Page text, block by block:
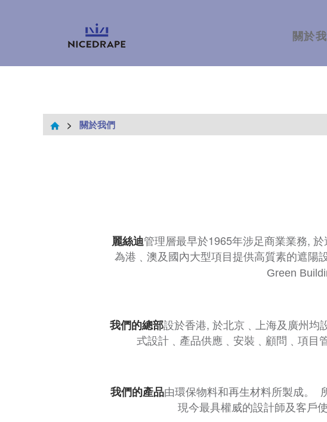
關於
> 關於我們
麗絲迪管理層最早於1965年涉足商業業務,
為港﹑澳及國內大型項目提供高質素的遮陽
Green
我們的總部設於香港, 於北京﹑上海及廣州
式設計﹑產品供應﹑安裝﹑顧問﹑項目
我們的產品由環保物料和再生材料所製成。
現今最具權威的設計師及客戶